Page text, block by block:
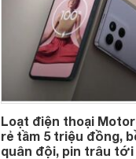
Loạt điện thoại
rẻ tầm 5 triệu đồng,
quân đội, pin trâu tới